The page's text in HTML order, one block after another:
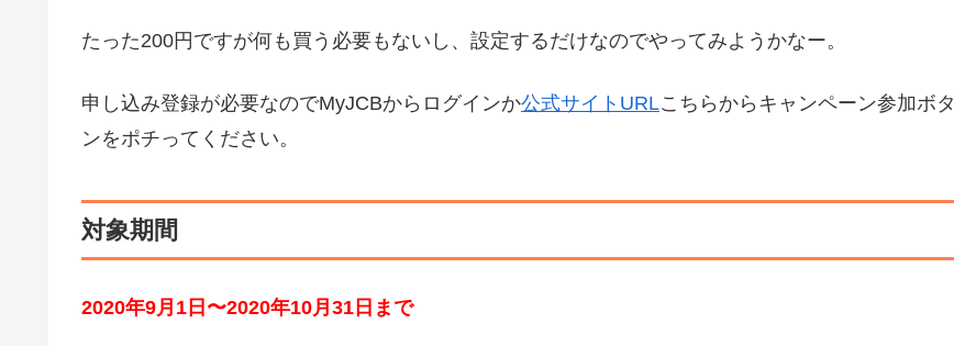
たった200円ですが何も買う必要もないし、設定するだけなのでやってみようかなー。
申し込み登録が必要なのでMyJCBからログインか公式サイトURLこちらからキャンペーン参加ボタ
ンをポチってください。
対象期間
2020年9月1日〜2020年10月31日まで